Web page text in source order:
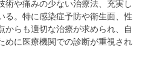
術や痛みの少ない治療法、充実し
る。特に感染症予防や衛生面、性
からも適切な治療が求められ、自
めに医療機関での診断が重視され